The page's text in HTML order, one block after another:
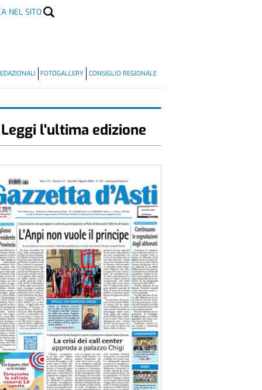
NEL SITO
FOTOGALLERY CONSIGLIO REGIONALE
Leggi l'ultima edizione